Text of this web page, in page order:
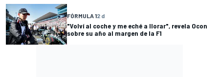
FÓRMULA 12 d
"Volví al coche y me eché a llorar", revela Ocon
sobre su año al margen de la F1